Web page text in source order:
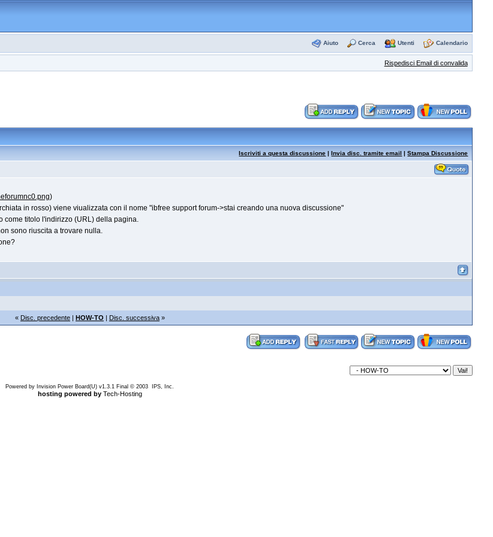
Aiuto Cerca Utenti Calendario
Rispedisci Email di convalida
Iscriviti a questa discussione |Invia disc. tramite email |Stampa Discussione
)
in rosso) viene viualizzata con il nome "ibfree support forum->stai creando una nuova discussione"
come titolo l'indirizzo (URL) della pagina.
sono riuscita a trovare nulla.
« Disc. precedente| HOW-TO | Disc. successiva»
Powered by Invision Power Board(U) v1.3.1 Final © 2003 IPS, Inc.
hosting powered byTech-Hosting